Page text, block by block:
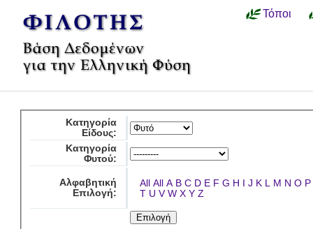
Τόποι
Κατηγορία
Είδους:
Κατηγορία
Φυτού:
Αλφαβητική
Επιλογή:
All All A B C D E F G H I J K L M N O P
T U V W X Y Z